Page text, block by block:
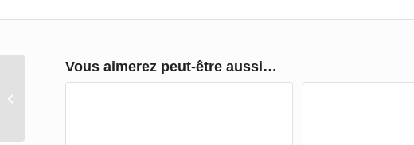
Vous aimerez peut-être aussi…
Surface Pro 4 2016 - i5